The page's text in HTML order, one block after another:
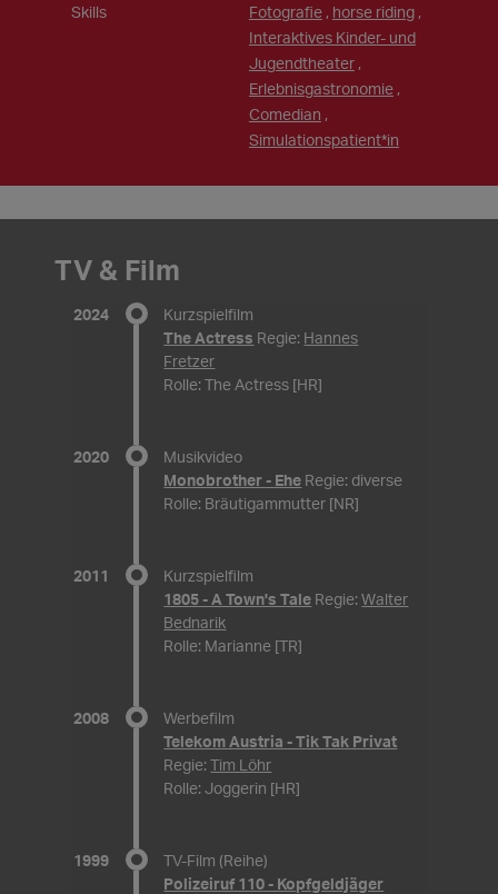
Skills Fotografie, horse riding,
Interaktives Kinder- und
Jugendtheater,
Erlebnisgastronomie,
Comedian ,
Simulationspatient*in
TV & Film
2024
Kurzspielfilm
The Actress Regie: Hannes
Fretzer
Rolle: The Actress [HR]
2020
Musikvideo
Monobrother - Ehe Regie: diverse
Rolle: Bräutigammutter [NR]
2011
Kurzspielfilm
1805 - A Town's Tale Regie:Walter
Bednarik
Rolle: Marianne [TR]
2008
Werbefilm
Telekom Austria - Tik Tak Privat
Regie:Tim Löhr
Rolle: Joggerin [HR]
1999
TV-Film (Reihe)
Polizeiruf 110 - Kopfgeldjäger